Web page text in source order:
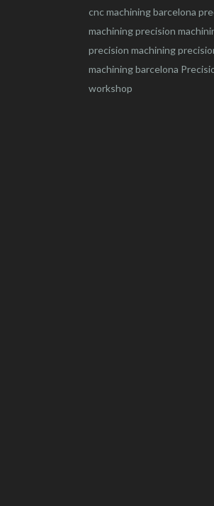
cnc machining barcelona
machiningprecision
precision machining
machining barcelona
workshop